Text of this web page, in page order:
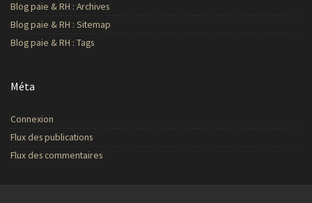
Blog paie & RH : Archives
Blog paie & RH : Sitemap
Blog paie & RH : Tags
Méta
Connexion
Flux des publications
Flux des commentaires